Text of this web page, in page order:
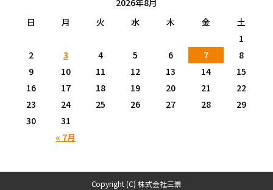
2026年8月
日
月 火 水 木 金 土
« 7月
1
2
3 4 5 6 7
8
9
10 11 12 13 14
15
16
17 18 19 20 21
22
23
24 25 26 27 28
29
30
31
Copyright (C) 株式会社三景